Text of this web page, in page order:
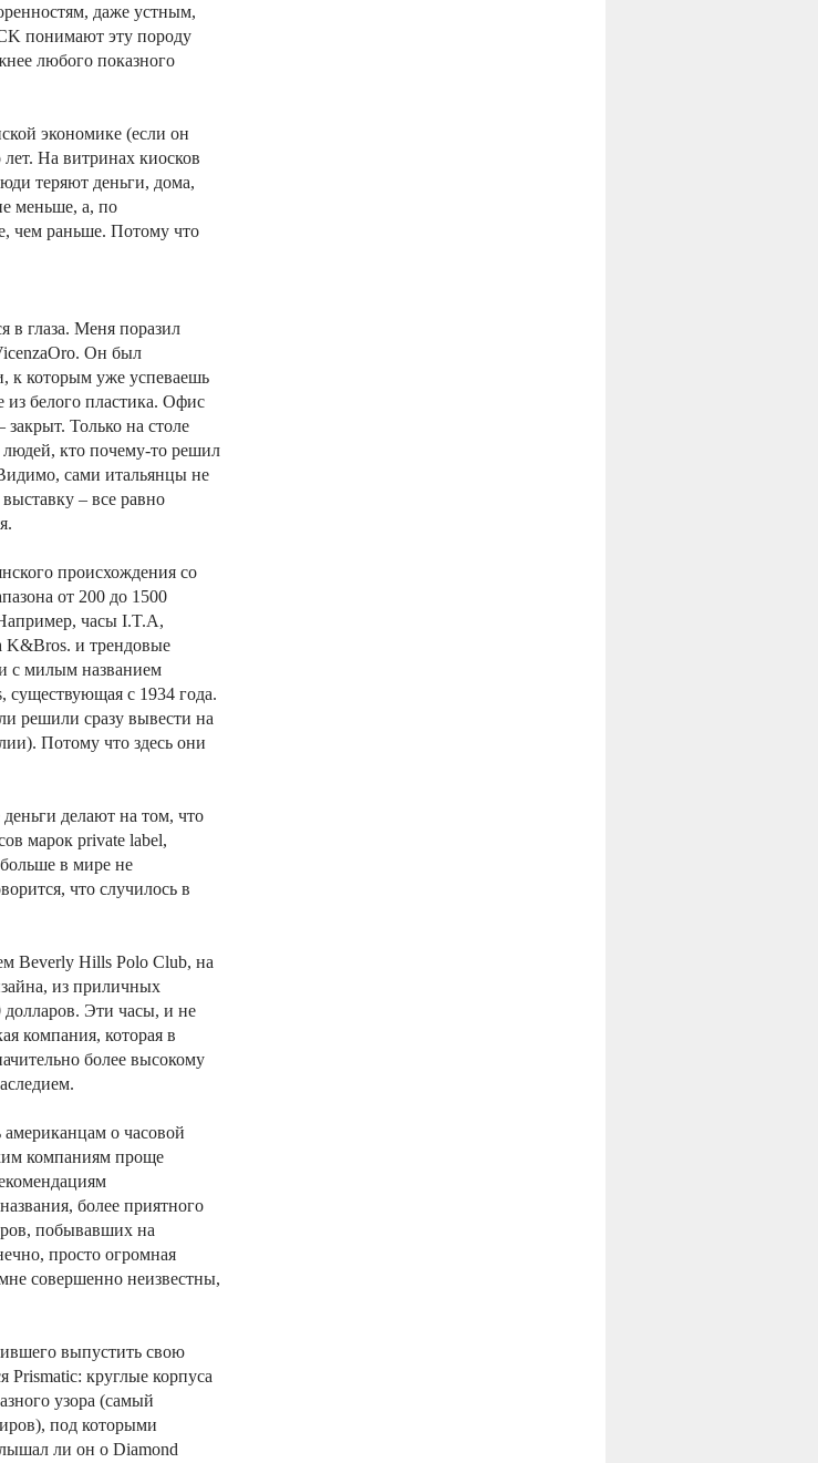
даже устным,
понимают эту породу
любого показного
экономике (если он
лет. На витринах киосков
теряют деньги, дома,
меньше, а, по
чем раньше. Потому что
в глаза. Меня поразил
Он был
к которым уже успеваешь
белого пластика. Офис
закрыт. Только на столе
людей, кто почему-то решил
сами итальянцы не
– все равно
происхождения со
от 200 до 1500
часы I.T.A,
K&Bros. и трендовые
с милым названием
существующая с 1934 года.
решили сразу вывести на
Потому что здесь они
делают на том, что
марок private label,
в мире не
что случилось в
Beverly Hills Polo Club, на
из приличных
Эти часы, и не
компания, которая в
более высокому
о часовой
компаниям проще
более приятного
побывавших на
просто огромная
совершенно неизвестны,
выпустить свою
Prismatic: круглые корпуса
узора (самый
под которыми
ли он о Diamond